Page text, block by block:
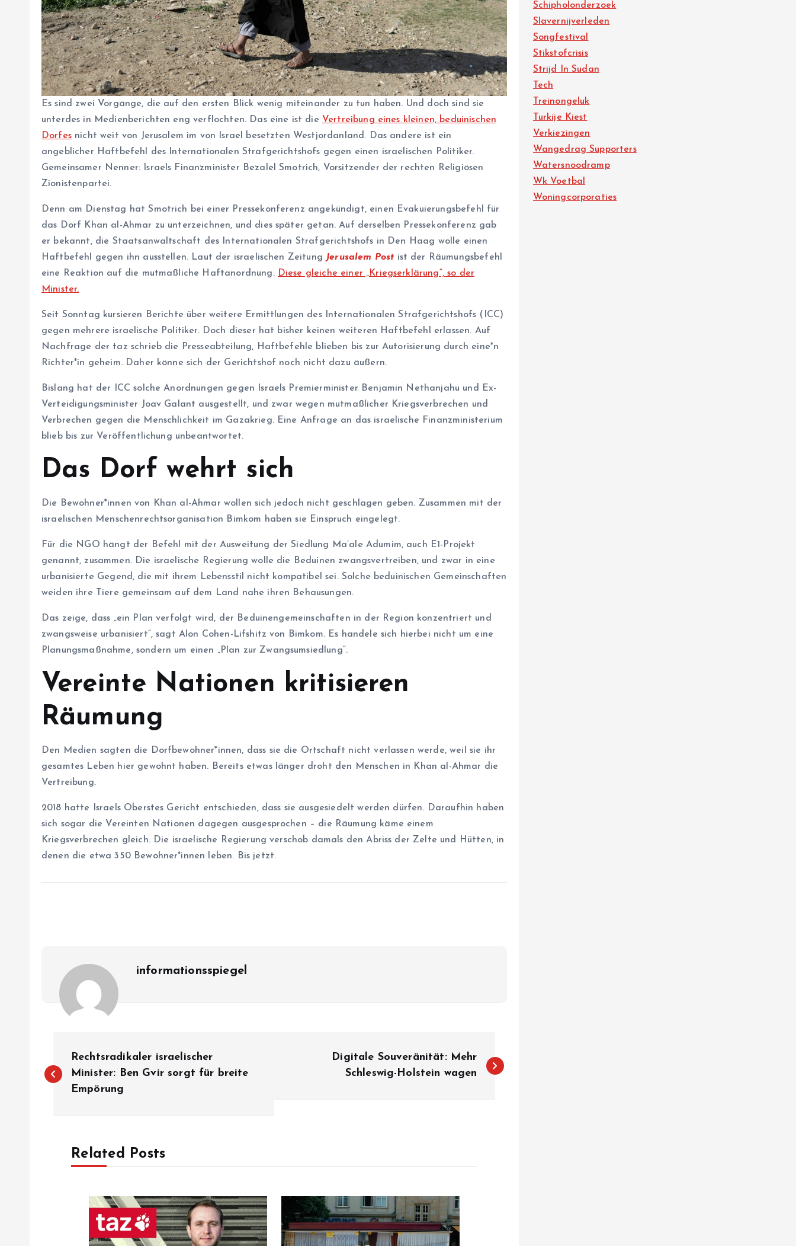
Es sind zwei Vorgänge, die auf den ersten Blick wenig miteinander zu tun haben. Und doch sind sie
unterdes in Medienberichten eng verflochten. Das eine ist die Vertreibung eines kleinen, beduinischen
Dorfesnicht weit von Jerusalem im von Israel besetzten Westjordanland. Das andere ist ein
angeblicher Haftbefehl des Internationalen Strafgerichtshofs gegen einen israelischen Politiker.
Gemeinsamer Nenner: Israels Finanzminister Bezalel Smotrich, Vorsitzender der rechten Religiösen
Zionistenpartei.
Denn am Dienstag hat Smotrich bei einer Pressekonferenz angekündigt, einen Evakuierungsbefehl für
das Dorf Khan al-Ahmar zu unterzeichnen, und dies später getan. Auf derselben Pressekonferenz gab
er bekannt, die Staatsanwaltschaft des Internationalen Strafgerichtshofs in Den Haag wolle einen
Haftbefehl gegen ihn ausstellen. Laut der israelischen Zeitung Jerusalem Post ist der Räumungsbefehl
eine Reaktion auf die mutmaßliche Haftanordnung. Diese gleiche einer „Kriegserklärung“, so der
Minister.
Seit Sonntag kursieren Berichte über weitere Ermittlungen des Internationalen Strafgerichtshofs (ICC)
gegen mehrere israelische Politiker. Doch dieser hat bisher keinen weiteren Haftbefehl erlassen. Auf
Nachfrage der taz schrieb die Presseabteilung, Haftbefehle blieben bis zur Autorisierung durch ei­ne*n
Rich­te­r*in geheim. Daher könne sich der Gerichtshof noch nicht dazu äußern.
Bislang hat der ICC solche Anordnungen gegen Israels Premierminister Benjamin Nethanjahu und Ex-
Verteidigungsminister Joav Galant ausgestellt, und zwar wegen mutmaßlicher Kriegsverbrechen und
Verbrechen gegen die Menschlichkeit im Gazakrieg. Eine Anfrage an das israelische Finanzministerium
blieb bis zur Veröffentlichung unbeantwortet.
Das Dorf wehrt sich
Die Be­woh­ne­r*in­nen von Khan al-Ahmar wollen sich jedoch nicht geschlagen geben. Zusammen mit der
israelischen Menschenrechtsorganisation Bimkom haben sie Einspruch eingelegt.
Für die NGO hängt der Befehl mit der Ausweitung der Siedlung Ma’ale Adumim, auch E1-Projekt
genannt, zusammen. Die israelische Regierung wolle die Beduinen zwangsvertreiben, und zwar in eine
urbanisierte Gegend, die mit ihrem Lebensstil nicht kompatibel sei. Solche beduinischen Gemeinschaften
weiden ihre Tiere gemeinsam auf dem Land nahe ihren Behausungen.
Das zeige, dass „ein Plan verfolgt wird, der Beduinengemeinschaften in der Region konzentriert und
zwangsweise urbanisiert“, sagt Alon Cohen-Lifshitz von Bimkom. Es handele sich hierbei nicht um eine
Planungsmaßnahme, sondern um einen „Plan zur Zwangsumsiedlung“.
Vereinte Nationen kritisieren
Räumung
Den Medien sagten die Dorfbewohner*innen, dass sie die Ortschaft nicht verlassen werde, weil sie ihr
gesamtes Leben hier gewohnt haben. Bereits etwas länger droht den Menschen in Khan al-Ahmar die
Vertreibung.
2018 hatte Israels Oberstes Gericht entschieden, dass sie ausgesiedelt werden dürfen. Daraufhin haben
sich sogar die Vereinten Nationen dagegen ausgesprochen – die Räumung käme einem
Kriegsverbrechen gleich. Die israelische Regierung verschob damals den Abriss der Zelte und Hütten, in
denen die etwa 350 Be­woh­ne­r*in­nen leben. Bis jetzt.
informationsspiegel
o
Rechtsradikaler israelischer
Minister: Ben Gvir sorgt für breite
Empörung
Digitale Souveränität: Mehr
Schleswig-Holstein wagen
Related Posts
Schipholonderzoek
Slavernijverleden
Songfestival
Stikstofcrisis
Strijd In Sudan
Tech
Treinongeluk
Turkije Kiest
Verkiezingen
Wangedrag Supporters
Watersnoodramp
Wk Voetbal
Woningcorporaties